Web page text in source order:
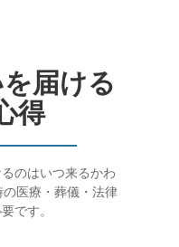
届ける
得
のはいつ来るかわ
医療・葬儀・法律
です。